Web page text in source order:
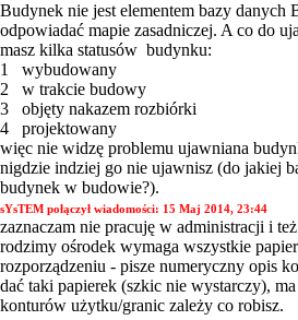
Budynek nie jest elementem bazy danych
odpowiadać mapie zasadniczej. A co do
masz kilka statusów budynku:
1 wybudowany
2 w trakcie budowy
3 objęty nakazem rozbiórki
4 projektowany
więc nie widzę problemu ujawniana
nigdzie indziej go nie ujawnisz (do jakiej
budynek w budowie?).
sYsTEM połączył wiadomości: 15 Maj 2014, 23:44
zaznaczam nie pracuję w administracji i
rodzimy ośrodek wymaga wszystkie
rozporządzeniu - pisze numeryczny opis
dać taki papierek (szkic nie wystarczy),
konturów użytku/granic zależy co robisz.